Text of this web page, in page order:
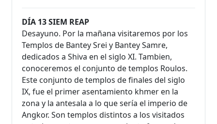
DÍA 13 SIEM REAP
Desayuno. Por la mañana visitaremos por los
Templos de Bantey Srei y Bantey Samre,
dedicados a Shiva en el siglo XI. Tambien,
conoceremos el conjunto de templos Roulos.
Este conjunto de templos de finales del siglo
IX, fue el primer asentamiento khmer en la
zona y la antesala a lo que sería el imperio de
Angkor. Son templos distintos a los visitados